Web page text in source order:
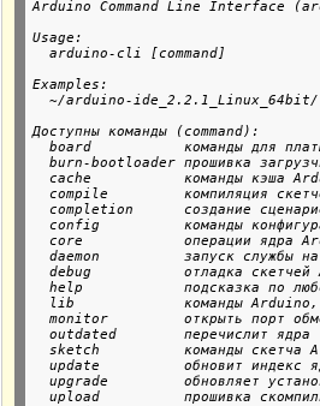
Usage:
Examples:
Доступны команды (command):
board           команды для
burn-bootloader прошивка
cache           команды кэша
compile         компиляция
completion      создание
config          команды
core            операции ядра
daemon          запуск службы
debug           отладка скетчей
help            подсказка по
lib             команды
monitor         открыть порт
outdated        перечислит ядра
sketch          команды скетча
update          обновит индекс
upgrade         обновляет
upload          прошивка